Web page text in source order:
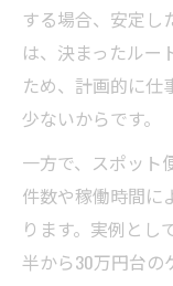
する場合、安定し
は、決まったルー
ため、計画的に仕
少ないからです。
一方で、スポット
件数や稼働時間に
ります。実例とし
半から30万円台の